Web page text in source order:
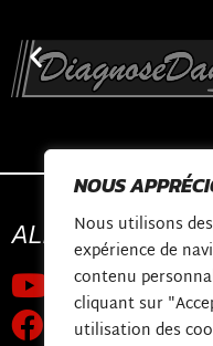
NOUS
Nous utilisons
expérience de
contenu
cliquant sur
utilisation des
ALLONS
Chaîne Youtube
la page Facebook